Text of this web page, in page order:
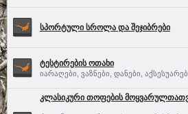
სპორტული სროლა და შეჯიბრები
ტესტირების ოთახი
იარაღები, ვაზნები, დანები,
კლასიკური თოფების